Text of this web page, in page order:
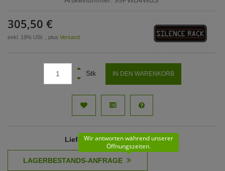
305,50 €
exkl. 19% USt. , plus Versand
Stk IN DEN WARENKORB
Lieferzeit: 22 - 23 Werktage
Wir antworten während unserer
Öffnungszeiten.